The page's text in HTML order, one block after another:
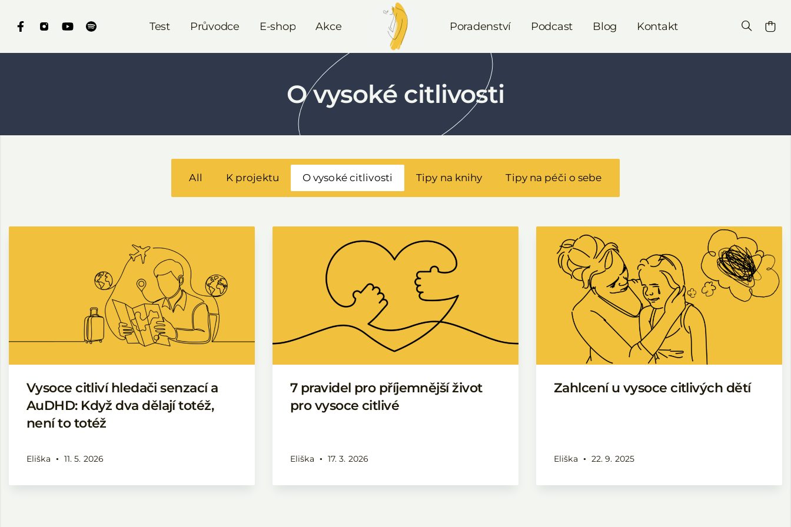
Test Průvodce E-shop Akce Poradenství Podcast Blog Kontakt
O vysoké citlivosti
All K projektu O vysoké citlivosti Tipy na knihy Tipy na péči o sebe
Vysoce citliví hledači senzací a
AuDHD: Když dva dělají totéž,
není to totéž
Eliška 11. 5. 2026
7 pravidel pro příjemnější život
pro vysoce citlivé
Eliška 17. 3. 2026
Zahlcení u vysoce citlivých dětí
Eliška 22. 9. 2025